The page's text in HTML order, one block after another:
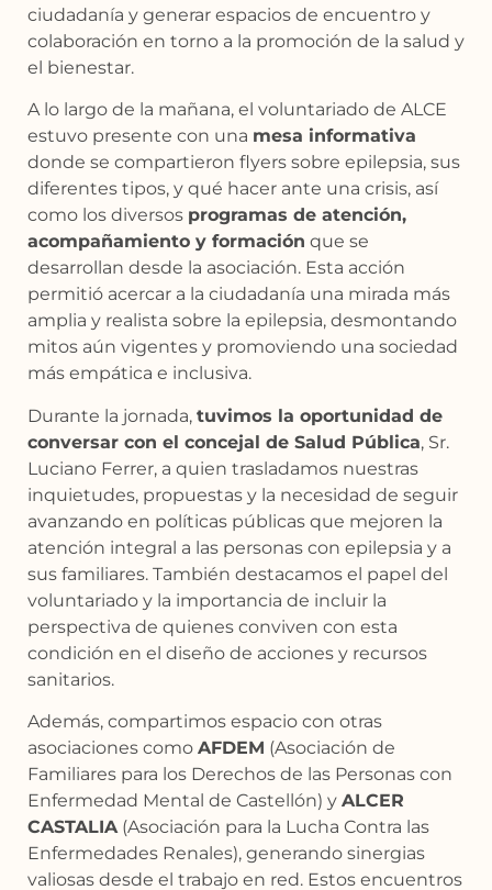
ciudadanía y generar espacios de encuentro y
colaboración en torno a la promoción de la salud y
el bienestar.
A lo largo de la mañana, el voluntariado de ALCE
estuvo presente con una mesa informativa
donde se compartieron flyers sobre epilepsia, sus
diferentes tipos, y qué hacer ante una crisis, así
como los diversos programas de atención,
acompañamiento y formación que se
desarrollan desde la asociación. Esta acción
permitió acercar a la ciudadanía una mirada más
amplia y realista sobre la epilepsia, desmontando
mitos aún vigentes y promoviendo una sociedad
más empática e inclusiva.
Durante la jornada, tuvimos la oportunidad de
conversar con el concejal de Salud Pública, Sr.
Luciano Ferrer, a quien trasladamos nuestras
inquietudes, propuestas y la necesidad de seguir
avanzando en políticas públicas que mejoren la
atención integral a las personas con epilepsia y a
sus familiares. También destacamos el papel del
voluntariado y la importancia de incluir la
perspectiva de quienes conviven con esta
condición en el diseño de acciones y recursos
sanitarios.
Además, compartimos espacio con otras
asociaciones como AFDEM (Asociación de
Familiares para los Derechos de las Personas con
Enfermedad Mental de Castellón) y ALCER
CASTALIA(Asociación para la Lucha Contra las
Enfermedades Renales), generando sinergias
valiosas desde el trabajo en red. Estos encuentros